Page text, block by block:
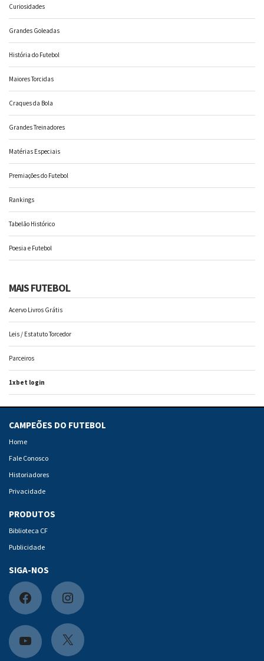
Curiosidades
Grandes Goleadas
História do Futebol
Maiores Torcidas
Craques da Bola
Grandes Treinadores
Matérias Especiais
Premiações do Futebol
Rankings
Tabelão Histórico
Poesia e Futebol
MAIS FUTEBOL
Acervo Livros Grátis
Leis / Estatuto Torcedor
Parceiros
1xbet login
CAMPEÕES DO FUTEBOL
Home
Fale Conosco
Historiadores
Privacidade
PRODUTOS
Biblioteca CF
Publicidade
SIGA-NOS
F
a
c
I
n
s
Y X